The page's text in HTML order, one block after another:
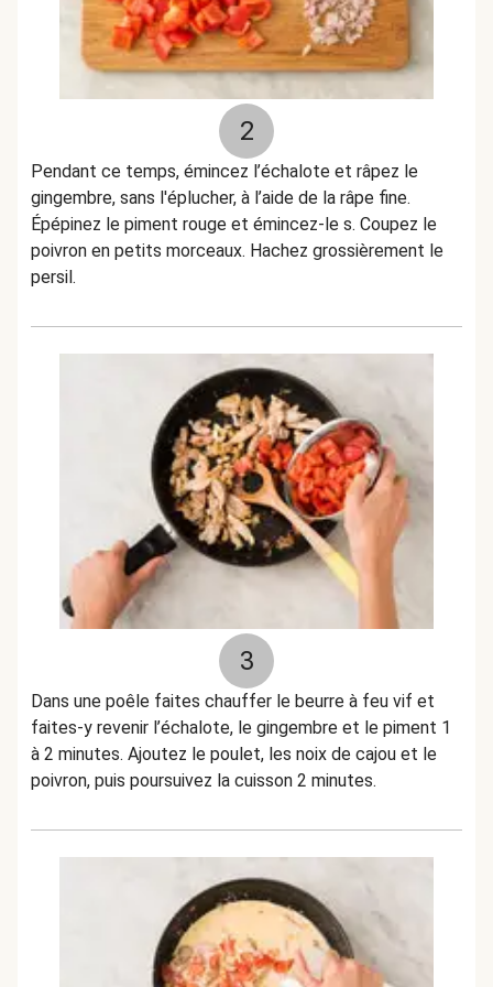
2
Pendant ce temps, émincez l’échalote et râpez le
gingembre, sans l'éplucher, à l’aide de la râpe fine.
Épépinez le piment rouge et émincez-le s. Coupez le
poivron en petits morceaux. Hachez grossièrement le
persil.
3
Dans une poêle faites chauffer le beurre à feu vif et
faites-y revenir l’échalote, le gingembre et le piment 1
à 2 minutes. Ajoutez le poulet, les noix de cajou et le
poivron, puis poursuivez la cuisson 2 minutes.